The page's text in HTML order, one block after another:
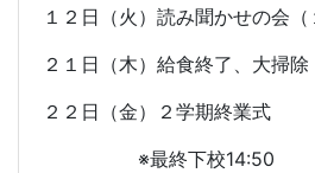
１２日（火）読み聞かせの会（
２１日（木）給食終了、大掃除
２２日（金）２学期終業式
※最終下校14:50